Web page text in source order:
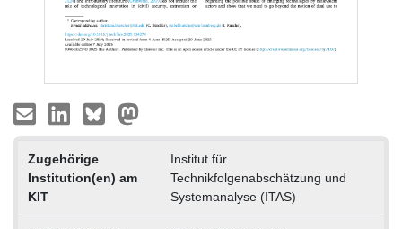
Zugehörige
Institution(en) am
KIT
Institut für
Technikfolgenabschätzung und
Systemanalyse (ITAS)